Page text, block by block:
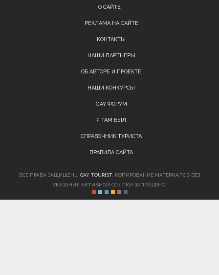
О САЙТЕ
РЕКЛАМА НА САЙТЕ
КОНТАКТЫ
НАШИ ПАРТНЕРЫ
ОБ АВТОРЕ И ПРОЕКТЕ
НАШИ КОНКУРСЫ
GAY ФОРУМ
Я ТАМ БЫЛ
СПРАВОЧНИК ТУРИСТА
ПРАВИЛА САЙТА
ВСЕ ПРАВА ЗАЩИЩЕНЫ GAY TOURIST. КОПИРОВАНИЕ МАТЕРИАЛОВ БЕЗ
УКАЗАНИЯ АКТИВНОЙ ССЫЛКИ ЗАПРЕЩЕНО.